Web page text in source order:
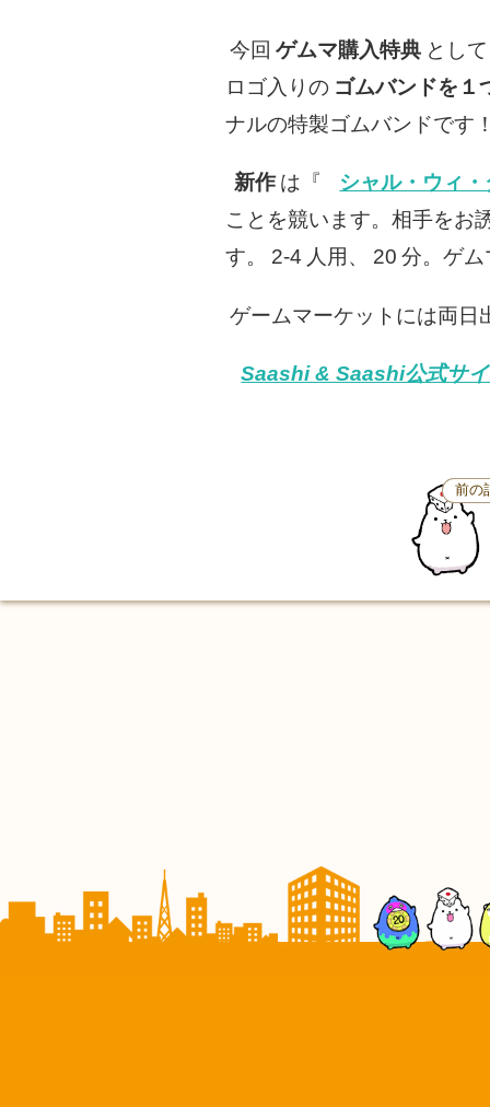
今回 ゲムマ購入特典 とし
ロゴ入りの ゴムバンドを１
ナルの特製ゴムバンドです
新作 は『
シャル・ウィ
ことを競います。相手をお
す。
2-4 人用、 20 分。ゲ
ゲームマーケットには両
Saashi & Saashi公式サ
前の